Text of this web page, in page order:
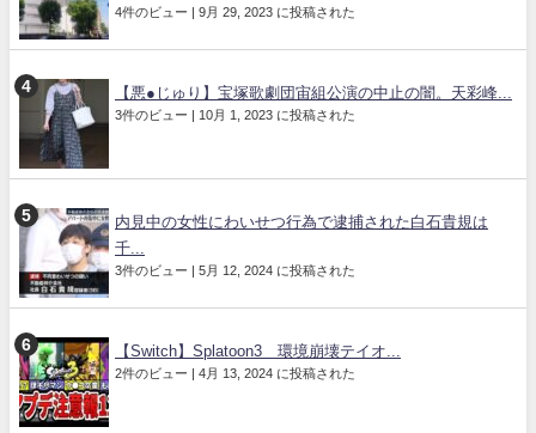
4件のビュー 9月 29, 2023 に投稿された
【悪●じゅり】宝塚歌劇団宙組公演の中止の闇。天彩峰...
3件のビュー 10月 1, 2023 に投稿された
内見中の女性にわいせつ行為で逮捕された白石貴規は
千...
3件のビュー 5月 12, 2024 に投稿された
【Switch】Splatoon3 環境崩壊テイオ...
2件のビュー 4月 13, 2024 に投稿された